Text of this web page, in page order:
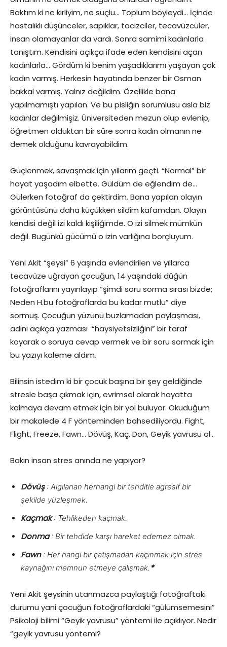
Baktım ki ne kirliyim, ne suçlu… Toplum böyleydi… İçinde
hastalıklı düşünceler, sapıklar, tacizciler, tecavüzcüler,
insan olamayanlar da vardı. Sonra samimi kadınlarla
tanıştım. Kendisini açıkça ifade eden kendisini açan
kadınlarla… Gördüm ki benim yaşadıklarımı yaşayan çok
kadın varmış. Herkesin hayatında benzer bir Osman
bakkal varmış. Yalnız değildim. Özellikle bana
yapılmamıştı yapılan. Ve bu pisliğin sorumlusu asla biz
kadınlar değilmişiz. Üniversiteden mezun olup evlenip,
öğretmen olduktan bir süre sonra kadın olmanın ne
demek olduğunu kavrayabildim.
Güçlenmek, savaşmak için yıllarım geçti. “Normal” bir
hayat yaşadım elbette. Güldüm de eğlendim de…
Gülerken fotoğraf da çektirdim. Bana yapılan olayın
görüntüsünü daha küçükken sildim kafamdan. Olayın
kendisi değil izi kaldı kişiliğimde. O izi silmek mümkün
değil. Bugünkü gücümü o izin varlığına borçluyum.
Yeni Akit “şeysi” 6 yaşında evlendirilen ve yıllarca
tecavüze uğrayan çocuğun, 14 yaşındaki düğün
fotoğraflarını yayınlayıp “şimdi soru sorma sırası bizde;
Neden H.bu fotoğraflarda bu kadar mutlu” diye
sormuş. Çocuğun yüzünü buzlamadan paylaşması,
adını açıkça yazması “haysiyetsizliğini” bir taraf
koyarak o soruya cevap vermek ve bir soru sormak için
bu yazıyı kaleme aldım.
Bilinsin istedim ki bir çocuk başına bir şey geldiğinde
stresle başa çıkmak için, evrimsel olarak hayatta
kalmaya devam etmek için bir yol buluyor. Okuduğum
bir makalede 4 F yönteminden bahsediliyordu. Fight,
Flight, Freeze, Fawn… Dövüş, Kaç, Don, Geyik yavrusu ol…
Bakın insan stres anında ne yapıyor?
Dövüş: Algılanan herhangi bir tehditle agresif bir
şekilde yüzleşmek.
Kaçmak: Tehlikeden kaçmak.
Donma: Bir tehdide karşı hareket edemez olmak.
Fawn : Her hangi bir çatışmadan kaçınmak için stres
kaynağını memnun etmeye çalışmak. *
Yeni Akit şeysinin utanmazca paylaştığı fotoğraftaki
durumu yani çocuğun fotoğraflardaki “gülümsemesini”
Psikoloji bilimi “Geyik yavrusu” yöntemi ile açıklıyor. Nedir
“geyik yavrusu yöntemi?